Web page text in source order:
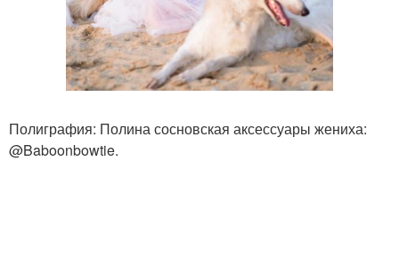
Полиграфия: Полина сосновская аксессуары жениха:
@Baboonbowtie.